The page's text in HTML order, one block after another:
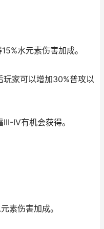
水元素伤害加成。
家可以增加30%普攻以
IV有机会获得。
素伤害加成。